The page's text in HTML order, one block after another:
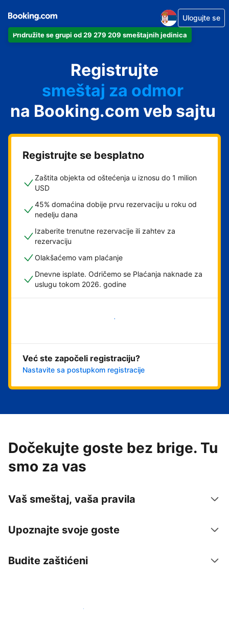
Pridružite se grupi od 29 279 209 smeštajnih jedinica
Ulogujte se
Registrujte
apartman
hotel
smeštaj za odmor
pansion
hostel
na Booking.com veb sajtu
Registrujte se besplatno
Zaštita objekta od oštećenja u iznosu do 1 milion
USD
45% domaćina dobije prvu rezervaciju u roku od
nedelju dana
Izaberite trenutne rezervacije ili zahtev za
rezervaciju
Olakšaćemo vam plaćanje
Dnevne isplate. Odričemo se Plaćanja naknade za
uslugu tokom 2026. godine
Počnite odmah
Već ste započeli registraciju?
Nastavite sa postupkom registracije
Dočekujte goste bez brige. Tu
smo za vas
Vaš smeštaj, vaša pravila
Upoznajte svoje goste
Budite zaštićeni
Registrujte svoj objekat već danas